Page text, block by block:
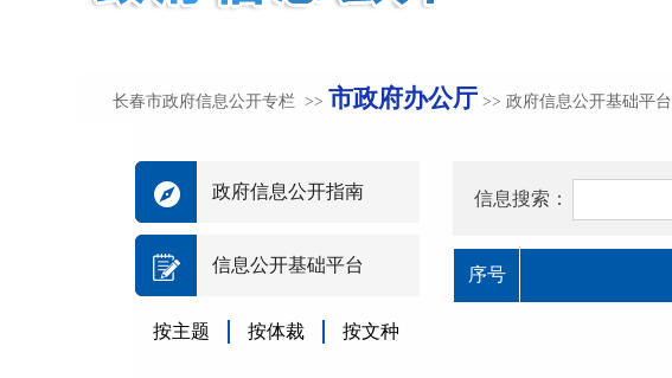
长春市政府信息公开专栏 >> 市政府办公厅 >> 政府信息公开基础平台
信息搜索：
序号
政府信息公开指南
信息公开基础平台
按主题 按体裁 按文种